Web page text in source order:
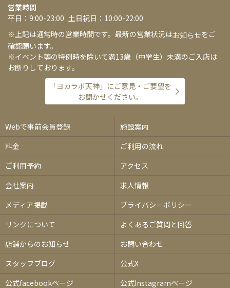
営業時間
平日：9:00-23:00 土日祝日：10:00-22:00
※上記は通常時の営業時間です。最新の営業状況はお知らせをご
確認願います。
※イベント等の特例時を除いて満13歳（中学生）未満のご入店は
お断りしております。
「ヨカラボ天神」にご意見・ご要望を
お聞かせください。
Webで事前会員登録
施設案内
料金
ご利用の流れ
ご利用予約
アクセス
会社案内
求人情報
メディア掲載
プライバシーポリシー
リンクについて
よくあるご質問と回答
店舗からのお知らせ
お問い合わせ
スタッフブログ
公式X
公式facebookページ
公式Instagramページ